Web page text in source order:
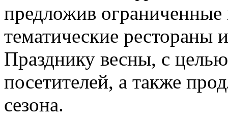
предложив ограниченные
тематические
Празднику весны, с
посетителей, а также
сезона.